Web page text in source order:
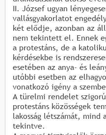
II. József ugyan
vallásgyakorlatot
két elődje, azonban az
nem tekintett el. Ennek
a protestáns, de a
kérdésekbe is
esetében az anya- és
utóbbi esetben az
vonatkozó igény a
A türelmi rendelet
protestáns közösségek
lakosság létszámát, mind
tekintve.